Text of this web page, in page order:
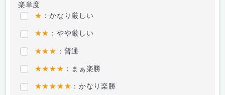
楽単度
★ ：かなり厳しい
★★ ：やや厳しい
★★★ ：普通
★★★★ ：まぁ楽勝
★★★★★ ：かなり楽勝